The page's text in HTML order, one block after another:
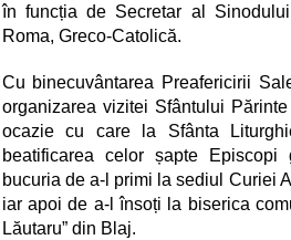
în funcția de Secretar al
Roma, Greco-Catolică.
Cu binecuvântarea Preafericirii
organizarea vizitei Sfântului
ocazie cu care la Sfânta
beatificarea celor șapte
bucuria de a-l primi la sediul Curiei
iar apoi de a-l însoți la biserica
Lăutaru” din Blaj.